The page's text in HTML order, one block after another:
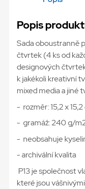
Popis
Sada oboustranně
čtvrtek (4 ks od
designových
k jakékoli kreativní
mixed media a jiné
- rozměr: 15,2 x
- gramáž: 240 g/
- neobsahuje
- archivální kvalita
P13 je společnost
které jsou